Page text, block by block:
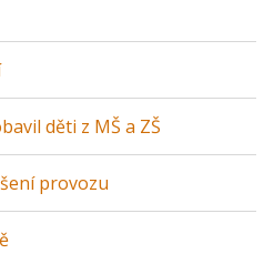
děti z MŠ a ZŠ
provozu